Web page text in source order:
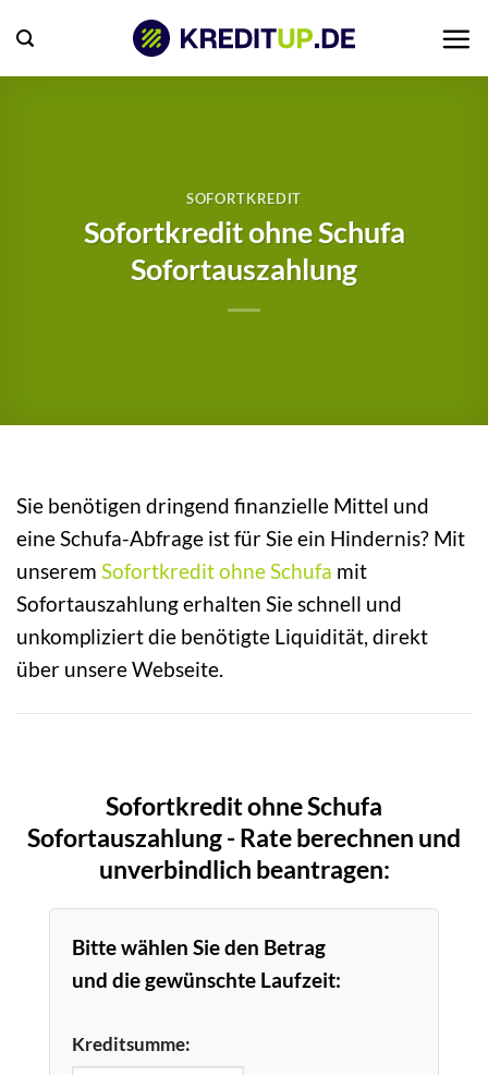
Inhalt
springen
SOFORTKREDIT
Sofortkredit ohne Schufa
Sofortauszahlung
Sie benötigen dringend finanzielle Mittel und
eine Schufa-Abfrage ist für Sie ein Hindernis? Mit
unserem Sofortkredit ohne Schufa mit
Sofortauszahlung erhalten Sie schnell und
unkompliziert die benötigte Liquidität, direkt
über unsere Webseite.
Sofortkredit ohne Schufa
Sofortauszahlung - Rate berechnen und
unverbindlich beantragen:
Bitte wählen Sie den Betrag
und die gewünschte Laufzeit:
Kreditsumme: